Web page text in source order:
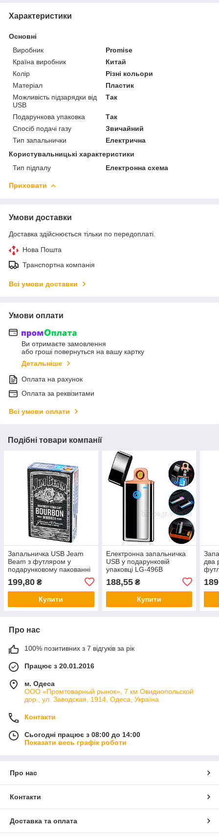
Характеристики
Основні
Виробник
Promise
Країна виробник
Китай
Колір
Різні кольори
Матеріал
Пластик
Можливість підзарядки від
USB
Так
Подарункова упаковка
Так
Спосіб подачі газу
Звичайний
Тип запальнички
Електрична
Користувальницькі характеристики
Тип підпалу
Електронна схема
Приховати
Умови доставки
Доставка здійснюється тільки по передоплаті.
Нова Пошта
Транспортна компанія
Всі умови доставки
Умови оплати
Ви отримаєте замовлення
або гроші повернуться на вашу картку
Детальніше
Оплата на рахунок
Оплата за реквізитами
Всі умови оплати
Подібні товари компанії
Запальничка USB Jeam
Beam з футляром у
подарунковому пакованні
199,80 ₴
Купити
Електронна запальничка
USB у подарунковій
упаковці LG-496B
188,55₴
Купити
два
US-
189
Про нас
100% позитивних з 7 відгуків за рік
Працює з 20.01.2016
м. Одеса
ООО «Промтоварный рынок», 7 км Овидиопольской
дор., ул. Заводская, 1914, Одеса, Україна
Контакти
Сьогодні працює з 08:00 до 14:00
Показати весь графік роботи
Про нас
Контакти
Доставка та оплата